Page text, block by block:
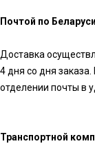
Почтой по
Доставка
4 дня со дня
отделении почты в
Транспортной